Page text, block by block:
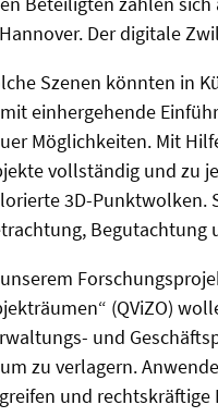
Der digitale
Szenen könnten in
einhergehende
Möglichkeiten. Mit
vollständig und zu
3D-Punktwolken.
Begutachtung
(QViZO)
und
zu verlagern.
und